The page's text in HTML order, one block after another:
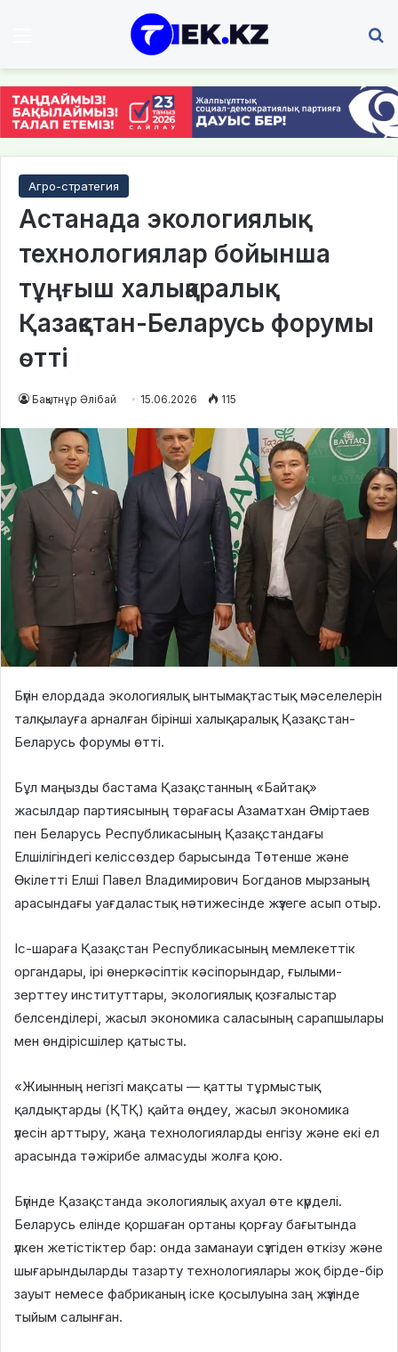
Агро-стратегия
Астанада экологиялық
технологиялар бойынша
тұңғыш халықаралық
Қазақстан-Беларусь форумы
өтті
Бақытнұр Әлібай 15.06.2026 115
Бүгін елордада экологиялық ынтымақтастық мәселелерін
талқылауға арналған бірінші халықаралық Қазақстан-
Беларусь форумы өтті.
Бұл маңызды бастама Қазақстанның «Байтақ»
жасылдар партиясының төрағасы Азаматхан Әміртаев
пен Беларусь Республикасының Қазақстандағы
Елшілігіндегі келіссөздер барысында Төтенше және
Өкілетті Елші Павел Владимирович Богданов мырзаның
арасындағы уағдаластық нәтижесінде жүзеге асып отыр.
Іс-шараға Қазақстан Республикасының мемлекеттік
органдары, ірі өнеркәсіптік кәсіпорындар, ғылыми-
зерттеу институттары, экологиялық қозғалыстар
белсенділері, жасыл экономика саласының сарапшылары
мен өндірісшілер қатысты.
«Жиынның негізгі мақсаты — қатты тұрмыстық
қалдықтарды (ҚТҚ) қайта өңдеу, жасыл экономика
үлесін арттыру, жаңа технологияларды енгізу және екі ел
арасында тәжірибе алмасуды жолға қою.
Бүгінде Қазақстанда экологиялық ахуал өте күрделі.
Беларусь елінде қоршаған ортаны қорғау бағытында
үлкен жетістіктер бар: онда заманауи сүзгіден өткізу және
шығарындыларды тазарту технологиялары жоқ бірде-бір
зауыт немесе фабриканың іске қосылуына заң жүзінде
тыйым салынған.